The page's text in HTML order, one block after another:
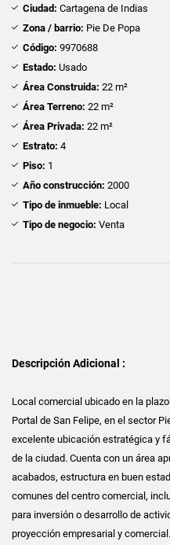
Ciudad: Cartagena de Indias
Zona / barrio: Pie De Popa
Código: 9970688
Estado: Usado
Área Construida: 22 m²
Área Terreno: 22 m²
Área Privada: 22 m²
Estrato: 4
Piso: 1
Año construcción: 2000
Tipo de inmueble: Local
Tipo de negocio: Venta
Descripción Adicional :
Local comercial ubicado en la
Portal de San Felipe, en el sector
excelente ubicación estratégica y
de la ciudad. Cuenta con un área
acabados, estructura en buen
comunes del centro comercial,
para inversión o desarrollo de
proyección empresarial y comercial.